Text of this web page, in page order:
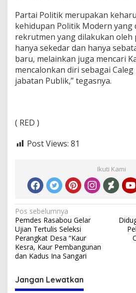
Partai Politik merupakan
kehidupan Politik Modern yang
rekrutmen yang dilakukan
hanya sekedar dan hanya
baru, melainkan juga mencari
mencalonkan diri sebagai
jabatan Publik,” tegasnya.
( RED )
Post Views: 81
Ikuti Kami
Navigasi
pos
Pos sebelumnya
Pemdes Rasabou Gelar
Ujian Tertulis Seleksi
Perangkat Desa “Kaur
Kesra, Kaur Pembangunan
dan Kadus Ina Sangari
Jangan Lewatkan